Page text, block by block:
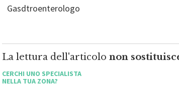
Gasdtroenterologo
La lettura dell'articolo non
CERCHI UNO SPECIALISTA
NELLA TUA ZONA?